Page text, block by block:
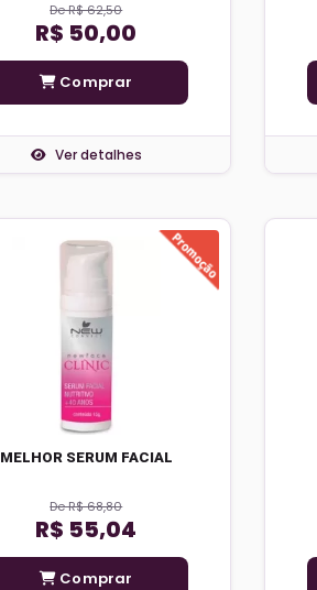
De R$ 62,50
R$ 50,00
Comprar
Ver detalhes
MELHOR SERUM FACIAL
De R$ 68,80
R$ 55,04
Comprar